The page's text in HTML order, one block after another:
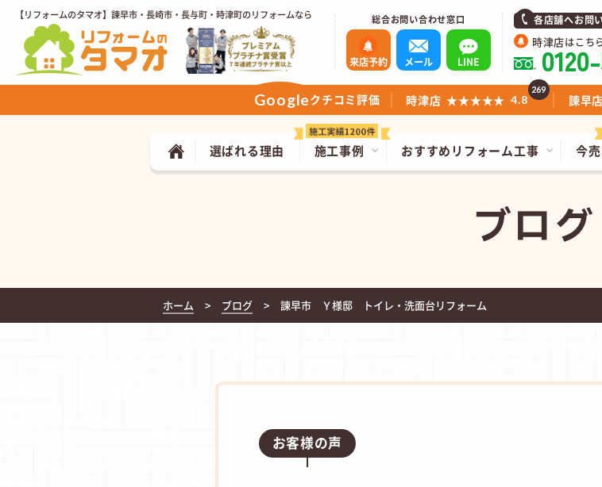
【リフォームのタマオ】諫早市・長崎市・長与町・時津町のリフォームなら 総合お問い合わせ窓口
来店予約 メール LINE
各店舗へお問
時津店はこち
今
施工事例 おすすめリフォーム工事
選ばれる理由
Googleクチコミ評価 時津店 ★★★★★ 4.8
269
諫早店
ブログ
ホーム ブログ 諫早市 Ｙ様邸 トイレ・洗面台リフォーム
お客様の声